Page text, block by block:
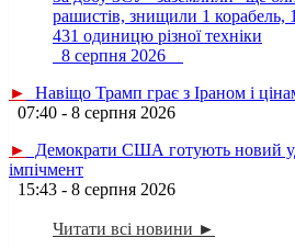
рашистів, знищили 1
431 одиницю різної техніки
8 серпня 2026
►
Навіщо Трамп грає з Іраном і
07:40 - 8 серпня 2026
►
Демократи США готують новий
імпічмент
15:43 - 8 серпня 2026
Читати всі новини ►